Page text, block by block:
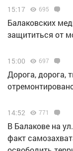
15:17 695
Балаковских
защититься от
15:00 697
Дорога, дорога,
14:52 771
В Балакове на
факт